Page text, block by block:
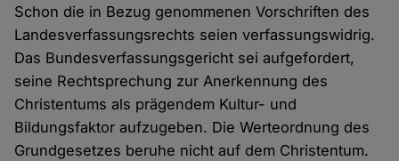
Schon die in Bezug genommenen Vorschriften des
Landesverfassungsrechts seien verfassungswidrig.
Das Bundesverfassungsgericht sei aufgefordert,
seine Rechtsprechung zur Anerkennung des
Christentums als prägendem Kultur- und
Bildungsfaktor aufzugeben. Die Werteordnung des
Grundgesetzes beruhe nicht auf dem Christentum.